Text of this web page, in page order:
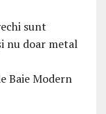
sunt
nu doar metal
Baie Modern